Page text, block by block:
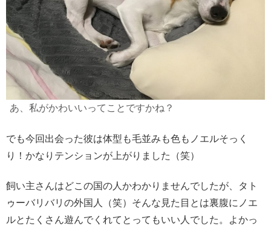
あ、私がかわいいってことですかね？
でも今回出会った彼は体型も毛並みも色もノエルそっく
り！かなりテンションが上がりました（笑）
飼い主さんはどこの国の人かわかりませんでしたが、タト
ゥーバリバリの外国人（笑）そんな見た目とは裏腹にノエ
ルとたくさん遊んでくれてとってもいい人でした。よかっ